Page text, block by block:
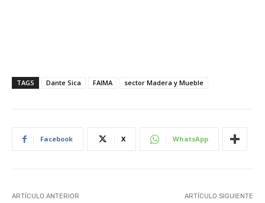
TAGS Dante Sica FAIMA sector Madera y Mueble
Facebook X WhatsApp
ARTÍCULO ANTERIOR ARTÍCULO SIGUIENTE